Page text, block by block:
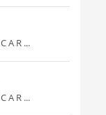
A R ...
A R ...